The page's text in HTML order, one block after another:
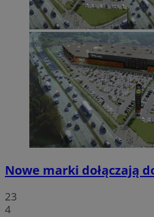
Nowe marki dołączają
23
4